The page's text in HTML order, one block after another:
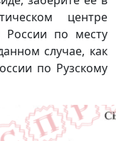
центре
по месту
случае, как
по Рузскому